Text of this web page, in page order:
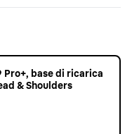
Pro+, base di ricarica
& Shoulders